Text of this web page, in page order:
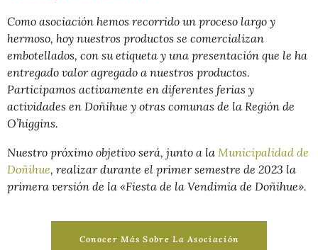
Como asociación hemos recorrido un proceso largo y
hermoso, hoy nuestros productos se comercializan
embotellados, con su etiqueta y una presentación que le ha
entregado valor agregado a nuestros productos.
Participamos activamente en diferentes ferias y
actividades en Doñihue y otras comunas de la Región de
O’higgins.
Nuestro próximo objetivo será, junto a la Municipalidad de
Doñihue, realizar durante el primer semestre de 2023 la
primera versión de la «Fiesta de la Vendimia de Doñihue».
Conocer Más Sobre La Asociación